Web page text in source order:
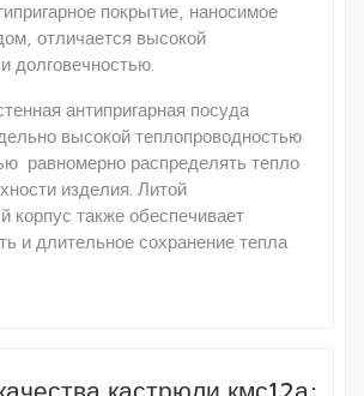
покрытие, наносимое
отличается высокой
долговечностью.
антипригарная посуда
высокой теплопроводностью
равномерно распределять тепло
изделия. Литой
корпус также обеспечивает
и длительное сохранение тепла
кастрюли кмс12а: